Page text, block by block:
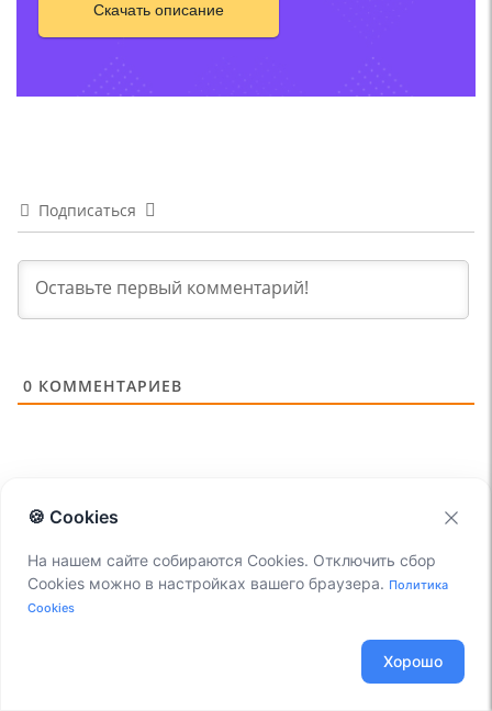
Скачать описание
Подписаться
0 КОММЕНТАРИЕВ
🍪 Cookies
На нашем сайте собираются Cookies. Отключить сбор
Cookies можно в настройках вашего браузера. Политика
Cookies
Хорошо